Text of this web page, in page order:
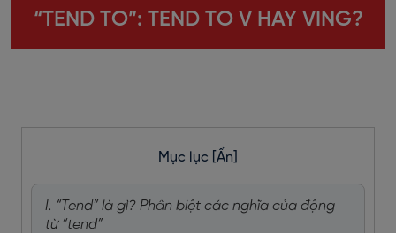
“TEND TO”: TEND TO V HAY VING?
Mục lục [Ẩn]
I. “Tend” là gì? Phân biệt các nghĩa của động
từ “tend”